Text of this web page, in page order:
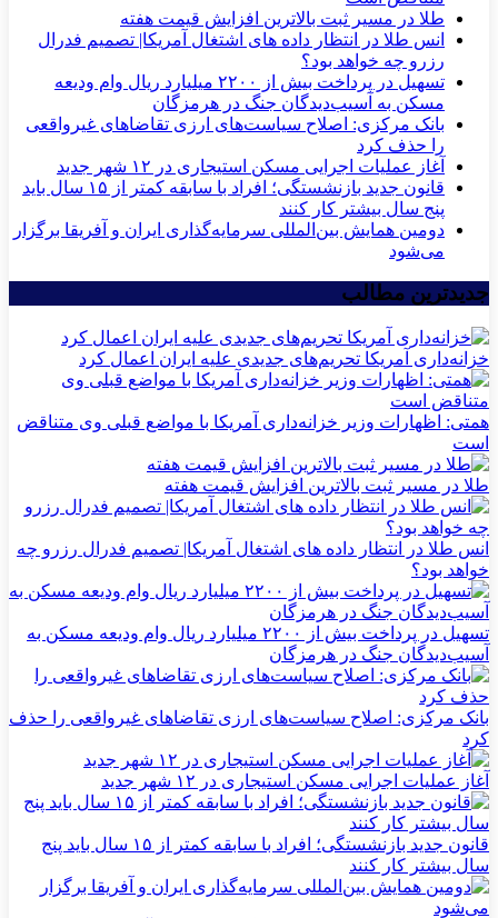
طلا در مسیر ثبت بالاترین افزایش قیمت هفته
انس طلا در انتظار داده های اشتغال آمریکا| تصمیم فدرال
رزرو چه خواهد بود؟
تسهیل در پرداخت بیش از ۲۲۰۰ میلیارد ریال وام ودیعه
مسکن به آسیب‌دیدگان جنگ در هرمزگان
بانک مرکزی: اصلاح سیاست‌های ارزی تقاضاهای غیرواقعی
را حذف کرد
آغاز عملیات اجرایی مسکن استیجاری در ۱۲ شهر جدید
قانون جدید بازنشستگی؛ افراد با سابقه کمتر از ۱۵ سال باید
پنج سال بیشتر کار کنند
دومین همایش بین‌المللی سرمایه‌گذاری ایران و آفریقا برگزار
می‌شود
جدیدترین مطالب
خزانه‌داری آمریکا تحریم‌های جدیدی علیه ایران اعمال کرد
همتی: اظهارات وزیر خزانه‌داری آمریکا با مواضع قبلی وی متناقض
است
طلا در مسیر ثبت بالاترین افزایش قیمت هفته
انس طلا در انتظار داده های اشتغال آمریکا| تصمیم فدرال رزرو چه
خواهد بود؟
تسهیل در پرداخت بیش از ۲۲۰۰ میلیارد ریال وام ودیعه مسکن به
آسیب‌دیدگان جنگ در هرمزگان
بانک مرکزی: اصلاح سیاست‌های ارزی تقاضاهای غیرواقعی را حذف
کرد
آغاز عملیات اجرایی مسکن استیجاری در ۱۲ شهر جدید
قانون جدید بازنشستگی؛ افراد با سابقه کمتر از ۱۵ سال باید پنج
سال بیشتر کار کنند